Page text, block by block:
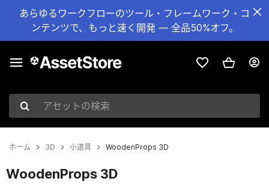
あらゆるワークフローのツール・フレームワーク・コ
ンテンツで、もっと速く開発 — 全品50%オフ。
アセットの検索
ホーム 3D 小道具 WoodenProps 3D
WoodenProps 3D